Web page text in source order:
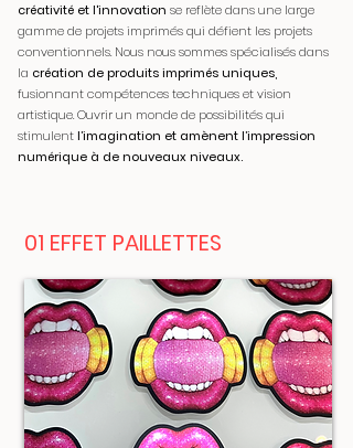
créativité et l'innovation se reflète dans une large
gamme de projets imprimés qui défient les projets
conventionnels. Nous nous sommes spécialisésdans
la création de produits imprimés uniques,
fusionnant compétences techniques et vision
artistique. Ouvrir un monde de possibilités qui
stimulentl’imagination et amènent l’impression
numérique à de nouveaux niveaux.
01 EFFET PAILLETTES